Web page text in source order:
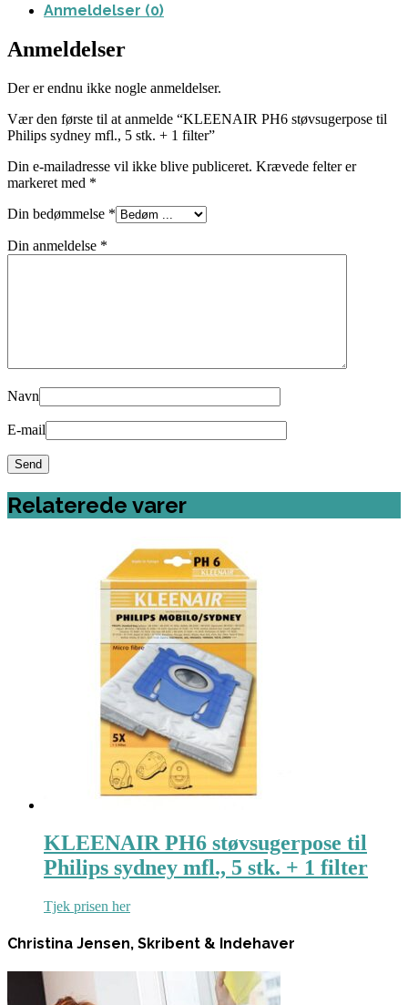
Anmeldelser (0)
Anmeldelser
Der er endnu ikke nogle anmeldelser.
Vær den første til at anmelde “KLEENAIR PH6 støvsugerpose til
Philips sydney mfl., 5 stk. + 1 filter”
Din e-mailadresse vil ikke blive publiceret. Krævede felter er
markeret med *
Din bedømmelse *
Din anmeldelse *
Navn
E-mail
Relaterede varer
KLEENAIR PH6 støvsugerpose til
Philips sydney mfl., 5 stk. + 1 filter
Tjek prisen her
Christina Jensen, Skribent & Indehaver